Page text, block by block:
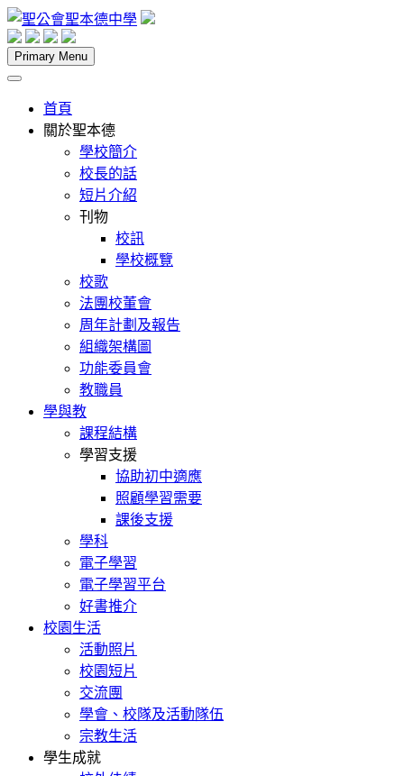
Skip
to
content
聖公會聖本德中學
Primary Menu
首頁
關於聖本德
學校簡介
校長的話
短片介紹
刊物
校訊
學校概覽
校歌
法團校董會
周年計劃及報告
組織架構圖
功能委員會
教職員
學與教
課程結構
學習支援
協助初中適應
照顧學習需要
課後支援
學科
電子學習
電子學習平台
好書推介
校園生活
活動照片
校園短片
交流團
學會、校隊及活動隊伍
宗教生活
學生成就